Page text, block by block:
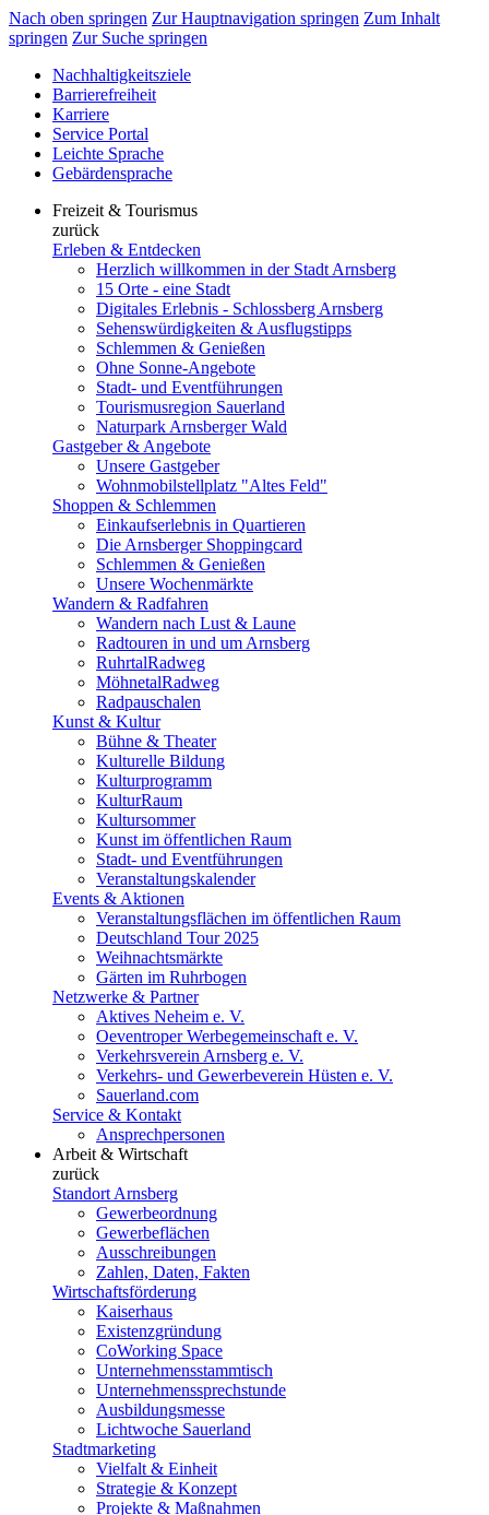
Nach oben springen Zur Hauptnavigation springen Zum Inhalt
springen Zur Suche springen
Nachhaltigkeitsziele
Barrierefreiheit
Karriere
Service Portal
Leichte Sprache
Gebärdensprache
Freizeit & Tourismus
zurück
Erleben & Entdecken
Herzlich willkommen in der Stadt Arnsberg
15 Orte - eine Stadt
Digitales Erlebnis - Schlossberg Arnsberg
Sehenswürdigkeiten & Ausflugstipps
Schlemmen & Genießen
Ohne Sonne-Angebote
Stadt- und Eventführungen
Tourismusregion Sauerland
Naturpark Arnsberger Wald
Gastgeber & Angebote
Unsere Gastgeber
Wohnmobilstellplatz "Altes Feld"
Shoppen & Schlemmen
Einkaufserlebnis in Quartieren
Die Arnsberger Shoppingcard
Schlemmen & Genießen
Unsere Wochenmärkte
Wandern & Radfahren
Wandern nach Lust & Laune
Radtouren in und um Arnsberg
RuhrtalRadweg
MöhnetalRadweg
Radpauschalen
Kunst & Kultur
Bühne & Theater
Kulturelle Bildung
Kulturprogramm
KulturRaum
Kultursommer
Kunst im öffentlichen Raum
Stadt- und Eventführungen
Veranstaltungskalender
Events & Aktionen
Veranstaltungsflächen im öffentlichen Raum
Deutschland Tour 2025
Weihnachtsmärkte
Gärten im Ruhrbogen
Netzwerke & Partner
Aktives Neheim e. V.
Oeventroper Werbegemeinschaft e. V.
Verkehrsverein Arnsberg e. V.
Verkehrs- und Gewerbeverein Hüsten e. V.
Sauerland.com
Service & Kontakt
Ansprechpersonen
Arbeit & Wirtschaft
zurück
Standort Arnsberg
Gewerbeordnung
Gewerbeflächen
Ausschreibungen
Zahlen, Daten, Fakten
Wirtschaftsförderung
Kaiserhaus
Existenzgründung
CoWorking Space
Unternehmensstammtisch
Unternehmenssprechstunde
Ausbildungsmesse
Lichtwoche Sauerland
Stadtmarketing
Vielfalt & Einheit
Strategie & Konzept
Projekte & Maßnahmen